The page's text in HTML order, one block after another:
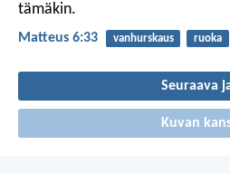
tämäkin.
Matteus 6:33 vanhurskaus ruoka
Seuraava
Kuvan